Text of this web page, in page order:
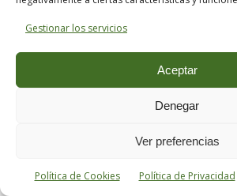
Gestionar los servicios
Aceptar
Denegar
Ver preferencias
Política de Cookies Política de Privacidad
La tendencia mundial –y
demuestra que los jóvenes
están pasando del uso
hacia un consumo en diferido y
(computadora, tablet, teléfonos
Para los comunicólogos